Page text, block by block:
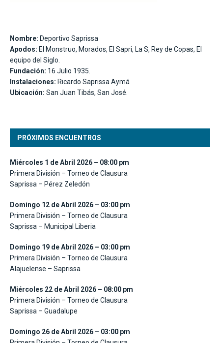
Nombre: Deportivo Saprissa
Apodos: El Monstruo, Morados, El Sapri, La S, Rey de Copas, El
equipo del Siglo.
Fundación: 16 Julio 1935.
Instalaciones: Ricardo Saprissa Aymá
Ubicación: San Juan Tibás, San José.
PRÓXIMOS ENCUENTROS
Miércoles 1 de Abril 2026 – 08:00 pm
Primera División – Torneo de Clausura
Saprissa – Pérez Zeledón
Domingo 12 de Abril 2026 – 03:00 pm
Primera División – Torneo de Clausura
Saprissa – Municipal Liberia
Domingo 19 de Abril 2026 – 03:00 pm
Primera División – Torneo de Clausura
Alajuelense – Saprissa
Miércoles 22 de Abril 2026 – 08:00 pm
Primera División – Torneo de Clausura
Saprissa – Guadalupe
Domingo 26 de Abril 2026 – 03:00 pm